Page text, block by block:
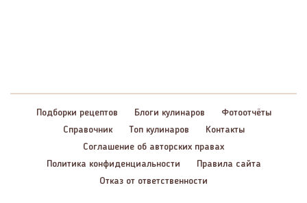
Подборки рецептов Блоги кулинаров
Фотоотчёты
Справочник
Топ кулинаров
Контакты
Соглашение об авторских правах
Политика конфиденциальности
Правила сайта
Отказ от ответственности